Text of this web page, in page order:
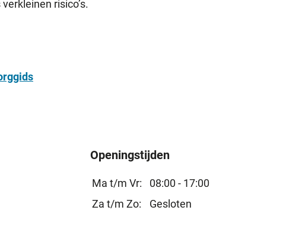
risico’s.
Openingstijden
Ma t/m Vr:
08:00 - 17:00
Za t/m Zo:
Gesloten